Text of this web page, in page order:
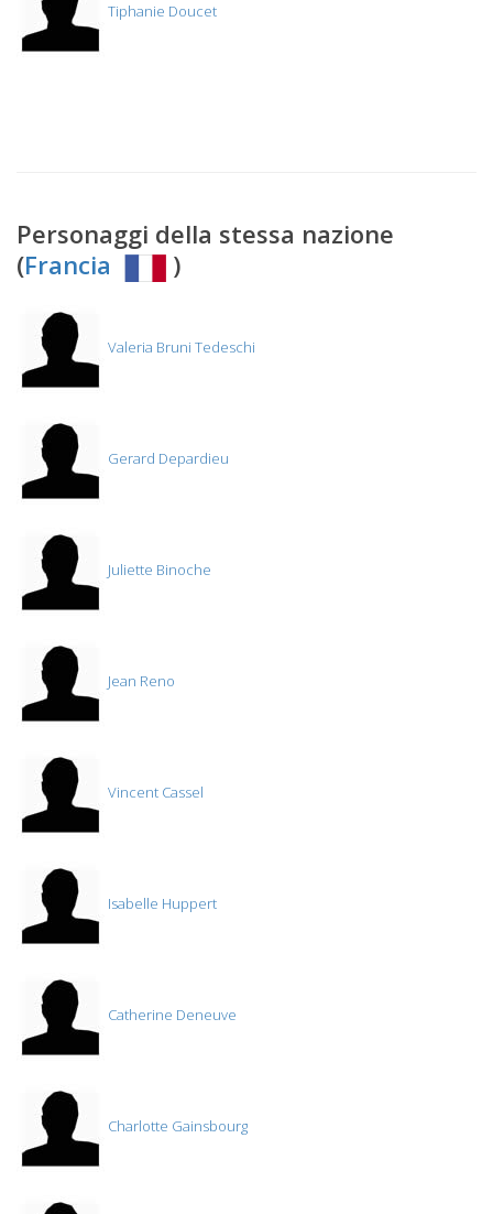
Tiphanie Doucet
Personaggi della stessa nazione
(Francia )
Valeria Bruni Tedeschi
Gerard Depardieu
Juliette Binoche
Jean Reno
Vincent Cassel
Isabelle Huppert
Catherine Deneuve
Charlotte Gainsbourg